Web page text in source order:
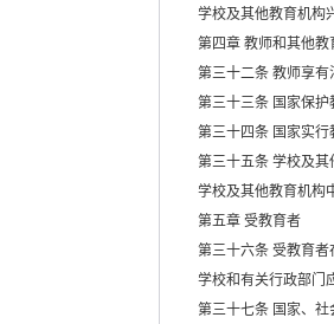
学校及其他教育机构兴
第四章 教师和其他教
第三十二条 教师享有
第三十三条 国家保护教
第三十四条 国家实行教
第三十五条 学校及其
学校及其他教育机构中
第五章 受教育者
第三十六条 受教育者
学校和有关行政部门应
第三十七条 国家、社